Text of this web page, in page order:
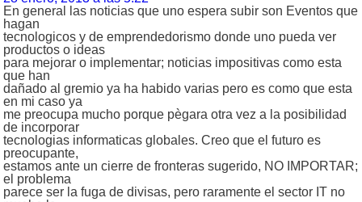
En general las noticias que uno espera subir son Eventos que
hagan
tecnologicos y de emprendedorismo donde uno pueda ver
productos o ideas
para mejorar o implementar; noticias impositivas como esta
que han
dañado al gremio ya ha habido varias pero es como que esta
en mi caso ya
me preocupa mucho porque pègara otra vez a la posibilidad
de incorporar
tecnologias informaticas globales. Creo que el futuro es
preocupante,
estamos ante un cierre de fronteras sugerido, NO IMPORTAR;
el problema
parece ser la fuga de divisas, pero raramente el sector IT no